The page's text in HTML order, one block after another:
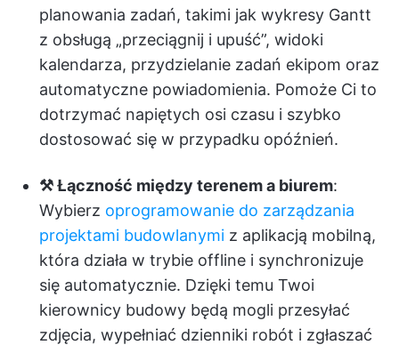
planowania zadań, takimi jak wykresy Gantt
z obsługą „przeciągnij i upuść”, widoki
kalendarza, przydzielanie zadań ekipom oraz
automatyczne powiadomienia. Pomoże Ci to
dotrzymać napiętych osi czasu i szybko
dostosować się w przypadku opóźnień.
⚒️ Łączność między terenem a biurem:
Wybierz oprogramowanie do zarządzania
projektami budowlanymi z aplikacją mobilną,
która działa w trybie offline i synchronizuje
się automatycznie. Dzięki temu Twoi
kierownicy budowy będą mogli przesyłać
zdjęcia, wypełniać dzienniki robót i zgłaszać